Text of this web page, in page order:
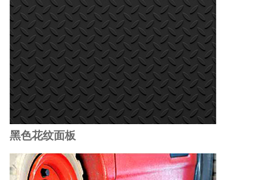
黑色花纹面板